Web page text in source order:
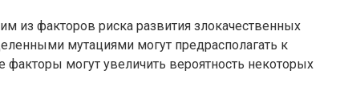
из факторов риска развития злокачественных
мутациями могут предрасполагать к
могут увеличить вероятность некоторых